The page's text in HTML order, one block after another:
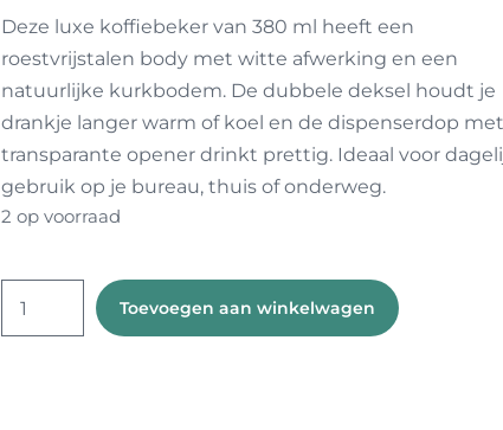
Deze luxe koffiebeker van 380 ml heeft een
roestvrijstalen body met witte afwerking en een
natuurlijke kurkbodem. De dubbele deksel houdt je
drankje langer warm of koel en de dispenserdop met
transparante opener drinkt prettig. Ideaal voor
gebruik op je bureau, thuis of onderweg.
2 op voorraad
koffiebeker
Toevoegen aan winkelwagen